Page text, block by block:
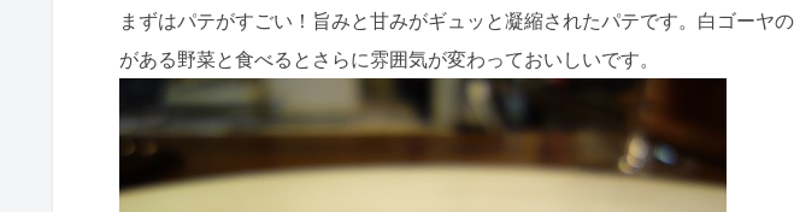
まずはパテがすごい！旨みと甘みがギュッと凝縮されたパテです。白ゴーヤ
がある野菜と食べるとさらに雰囲気が変わっておいしいです。